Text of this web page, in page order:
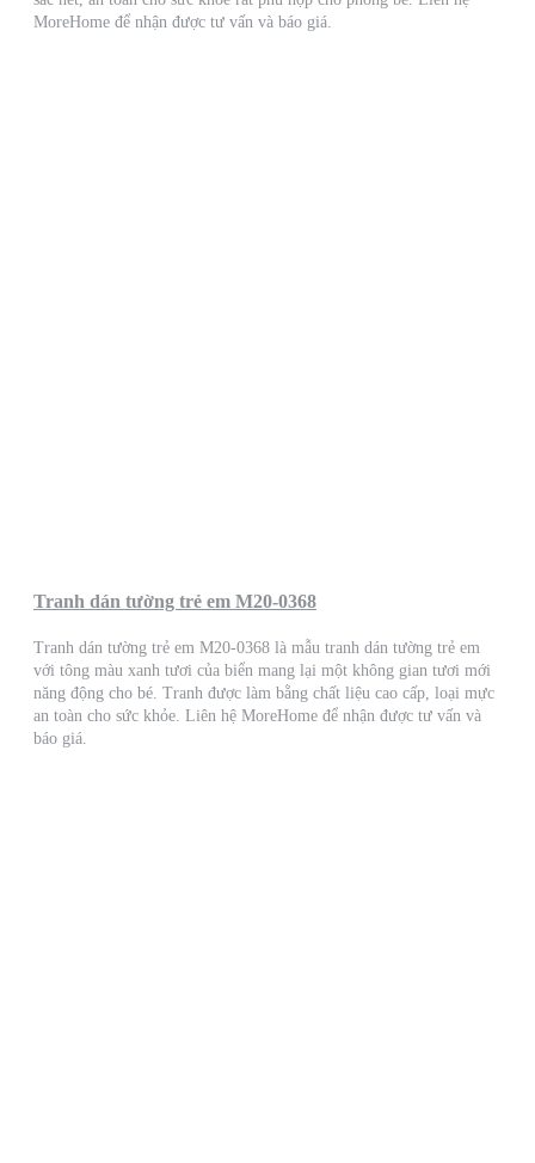
MoreHome để nhận được tư vấn và báo giá.
Tranh dán tường trẻ em M20-0368
Tranh dán tường trẻ em M20-0368 là mẫu tranh dán tường trẻ em
với tông màu xanh tươi của biển mang lại một không gian tươi mới
năng động cho bé. Tranh được làm bằng chất liệu cao cấp, loại mực
an toàn cho sức khỏe. Liên hệ MoreHome để nhận được tư vấn và
báo giá.